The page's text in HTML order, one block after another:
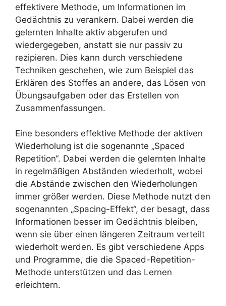
effektivere Methode, um Informationen im
Gedächtnis zu verankern. Dabei werden die
gelernten Inhalte aktiv abgerufen und
wiedergegeben, anstatt sie nur passiv zu
rezipieren. Dies kann durch verschiedene
Techniken geschehen, wie zum Beispiel das
Erklären des Stoffes an andere, das Lösen von
Übungsaufgaben oder das Erstellen von
Zusammenfassungen.
Eine besonders effektive Methode der aktiven
Wiederholung ist die sogenannte „Spaced
Repetition“. Dabei werden die gelernten Inhalte
in regelmäßigen Abständen wiederholt, wobei
die Abstände zwischen den Wiederholungen
immer größer werden. Diese Methode nutzt den
sogenannten „Spacing-Effekt“, der besagt, dass
Informationen besser im Gedächtnis bleiben,
wenn sie über einen längeren Zeitraum verteilt
wiederholt werden. Es gibt verschiedene Apps
und Programme, die die Spaced-Repetition-
Methode unterstützen und das Lernen
erleichtern.